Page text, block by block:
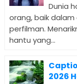
Dunia
orang, baik
perfilman.
hantu yang...
2026